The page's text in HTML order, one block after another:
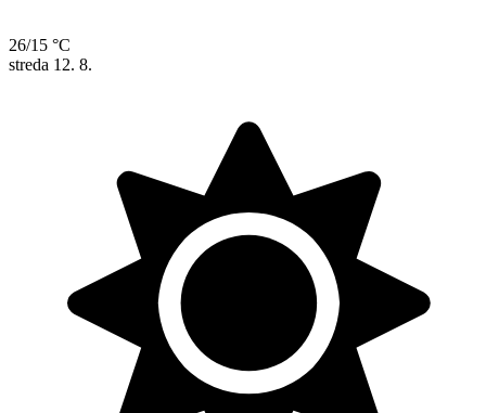
26/15 °C
streda 12. 8.